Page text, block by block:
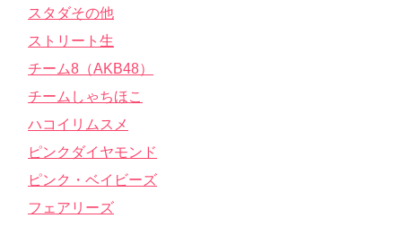
スタダその他
ストリート生
チーム8（AKB48）
チームしゃちほこ
ハコイリムスメ
ピンクダイヤモンド
ピンク・ベイビーズ
フェアリーズ